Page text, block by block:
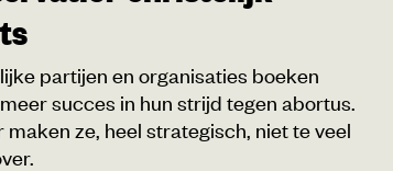
partijen en organisaties boeken
succes in hun strijd tegen abortus.
maken ze, heel strategisch, niet te veel